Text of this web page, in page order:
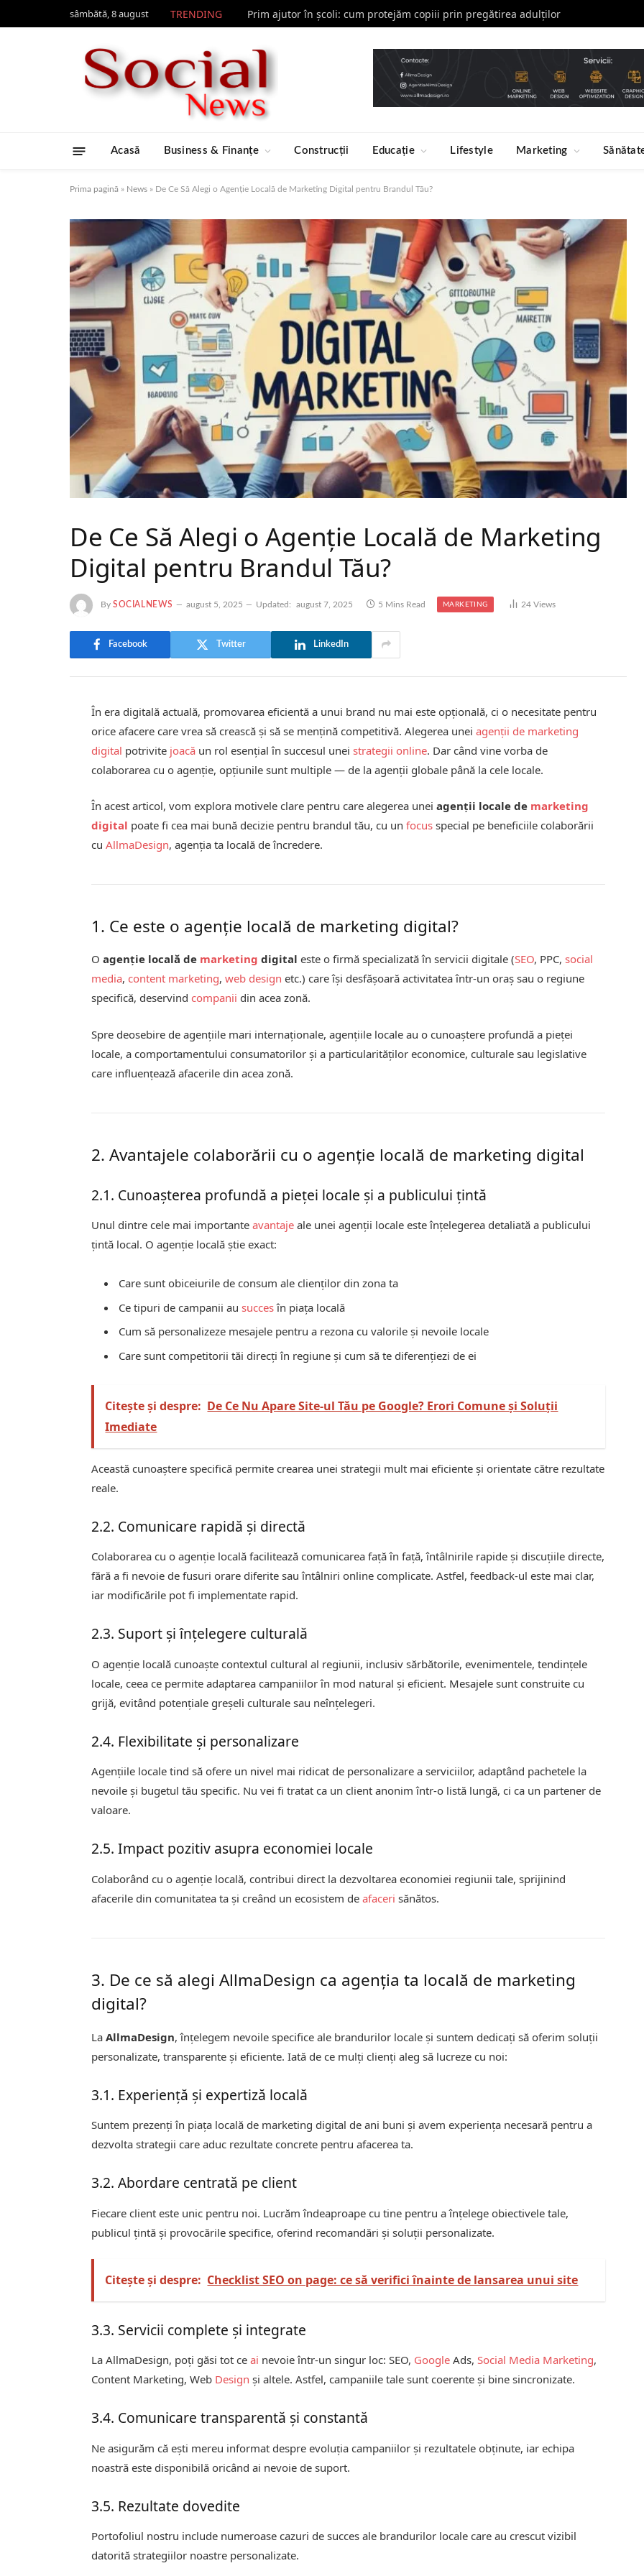
sâmbătă, 8 august TRENDING Prim ajutor în școli: cum protejăm copiii prin pregătirea adulților
Acasă Business & Finanțe Construcții Educație Lifestyle Marketing
Prima pagină » News » De Ce Să Alegi o Agenție Locală de Marketing Digital pentru Brandul Tău?
De Ce Să Alegi o Agenție Locală de Marketing
Digital pentru Brandul Tău?
By SOCIALNEWS august 5, 2025 Updated: august 7, 2025 5 Mins Read MARKETING 24 Views
Facebook Twitter LinkedIn
În era digitală actuală, promovarea eficientă a unui brand nu mai este opțională, ci o necesitate pentru
orice afacere care vrea să crească și să se mențină competitivă. Alegerea uneiagenții de marketing
digital potrivite joacă un rol esențial în succesul uneistrategii online. Dar când vine vorba de
colaborarea cu o agenție, opțiunile sunt multiple — de la agenții globale până la cele locale.
În acest articol, vom explora motivele clare pentru care alegerea uneiagenții locale de marketing
digital poate fi cea mai bună decizie pentru brandul tău, cu unfocus special pe beneficiile colaborării
cuAllmaDesign, agenția ta locală de încredere.
1. Ce este o agenție locală de marketing digital?
Oagenție locală de marketing digital este o firmă specializată în servicii digitale (SEO, PPC,social
media, content marketing,web design etc.) care își desfășoară activitatea într-un oraș sau o regiune
specifică, deservind companii din acea zonă.
Spre deosebire de agențiile mari internaționale, agențiile locale au o cunoaștere profundă a pieței
locale, a comportamentului consumatorilor și a particularităților economice, culturale sau legislative
care influențează afacerile din acea zonă.
2. Avantajele colaborării cu o agenție locală de marketing digital
2.1. Cunoașterea profundă a pieței locale și a publicului țintă
Unul dintre cele mai importanteavantaje ale unei agenții locale este înțelegerea detaliată a publicului
țintă local. O agenție locală știe exact:
Care sunt obiceiurile de consum ale clienților din zona ta
Ce tipuri de campanii ausuccesîn piața locală
Cum să personalizeze mesajele pentru a rezona cu valorile și nevoile locale
Care sunt competitorii tăi direcți în regiune și cum să te diferențiezi de ei
Citește și despre: De Ce Nu Apare Site-ul Tău pe Google? Erori Comune și Soluții
Imediate
Această cunoaștere specifică permite crearea unei strategii mult mai eficiente și orientate către rezultate
reale.
2.2. Comunicare rapidă și directă
Colaborarea cu o agenție locală facilitează comunicarea față în față, întâlnirile rapide și discuțiile directe,
fără a fi nevoie de fusuri orare diferite sau întâlniri online complicate. Astfel, feedback-ul este mai clar,
iar modificările pot fi implementate rapid.
2.3. Suport și înțelegere culturală
O agenție locală cunoaște contextul cultural al regiunii, inclusiv sărbătorile, evenimentele, tendințele
locale, ceea ce permite adaptarea campaniilor în mod natural și eficient. Mesajele sunt construite cu
grijă, evitând potențiale greșeli culturale sau neînțelegeri.
2.4. Flexibilitate și personalizare
Agențiile locale tind să ofere un nivel mai ridicat de personalizare a serviciilor, adaptând pachetele la
nevoile și bugetul tău specific. Nu vei fi tratat ca un client anonim într-o listă lungă, ci ca un partener de
valoare.
2.5. Impact pozitiv asupra economiei locale
Colaborând cu o agenție locală, contribui direct la dezvoltarea economiei regiunii tale, sprijinind
afacerile din comunitatea ta și creând un ecosistem deafaceri sănătos.
3. De ce să alegi AllmaDesign ca agenția ta locală de marketing
digital?
LaAllmaDesign, înțelegem nevoile specifice ale brandurilor locale și suntem dedicați să oferim soluții
personalizate, transparente și eficiente. Iată de ce mulți clienți aleg să lucreze cu noi:
3.1. Experiență și expertiză locală
Suntem prezenți în piața locală de marketing digital de ani buni și avem experiența necesară pentru a
dezvolta strategii care aduc rezultate concrete pentru afacerea ta.
3.2. Abordare centrată pe client
Fiecare client este unic pentru noi. Lucrăm îndeaproape cu tine pentru a înțelege obiectivele tale,
publicul țintă și provocările specifice, oferind recomandări și soluții personalizate.
Citește și despre: Checklist SEO on page: ce să verifici înainte de lansarea unui site
3.3. Servicii complete și integrate
La AllmaDesign, poți găsi tot ceai nevoie într-un singur loc: SEO, Google Ads,Social Media Marketing,
Content Marketing, Web Design și altele. Astfel, campaniile tale sunt coerente și bine sincronizate.
3.4. Comunicare transparentă și constantă
Ne asigurăm că ești mereu informat despre evoluția campaniilor și rezultatele obținute, iar echipa
noastră este disponibilă oricând ai nevoie de suport.
3.5. Rezultate dovedite
Portofoliul nostru include numeroase cazuri de succes ale brandurilor locale care au crescut vizibil
datorită strategiilor noastre personalizate.